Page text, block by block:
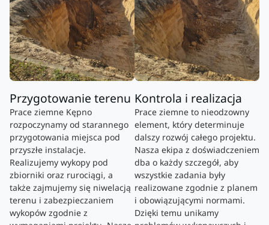
Przygotowanie terenu
Prace ziemne Kępno
rozpoczynamy od starannego
przygotowania miejsca pod
przyszłe instalacje.
Realizujemy wykopy pod
zbiorniki oraz rurociągi, a
także zajmujemy się niwelacją
terenu i zabezpieczaniem
wykopów zgodnie z
Kontrola i realizacja
Prace ziemne to nieodzowny
element, który determinuje
dalszy rozwój całego projektu.
Nasza ekipa z doświadczeniem
dba o każdy szczegół, aby
wszystkie zadania były
realizowane zgodnie z planem
i obowiązującymi normami.
Dzięki temu unikamy